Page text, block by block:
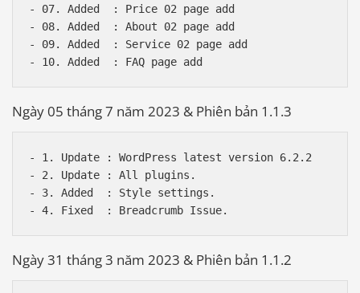
- 07. Added  : Price 02 page add
- 08. Added  : About 02 page add
- 09. Added  : Service 02 page add
Ngày 05 tháng 7 năm 2023 & Phiên bản 1.1.3
- 1. Update : WordPress latest version 6.2.2
- 2. Update : All plugins.
- 3. Added  : Style settings.
Ngày 31 tháng 3 năm 2023 & Phiên bản 1.1.2